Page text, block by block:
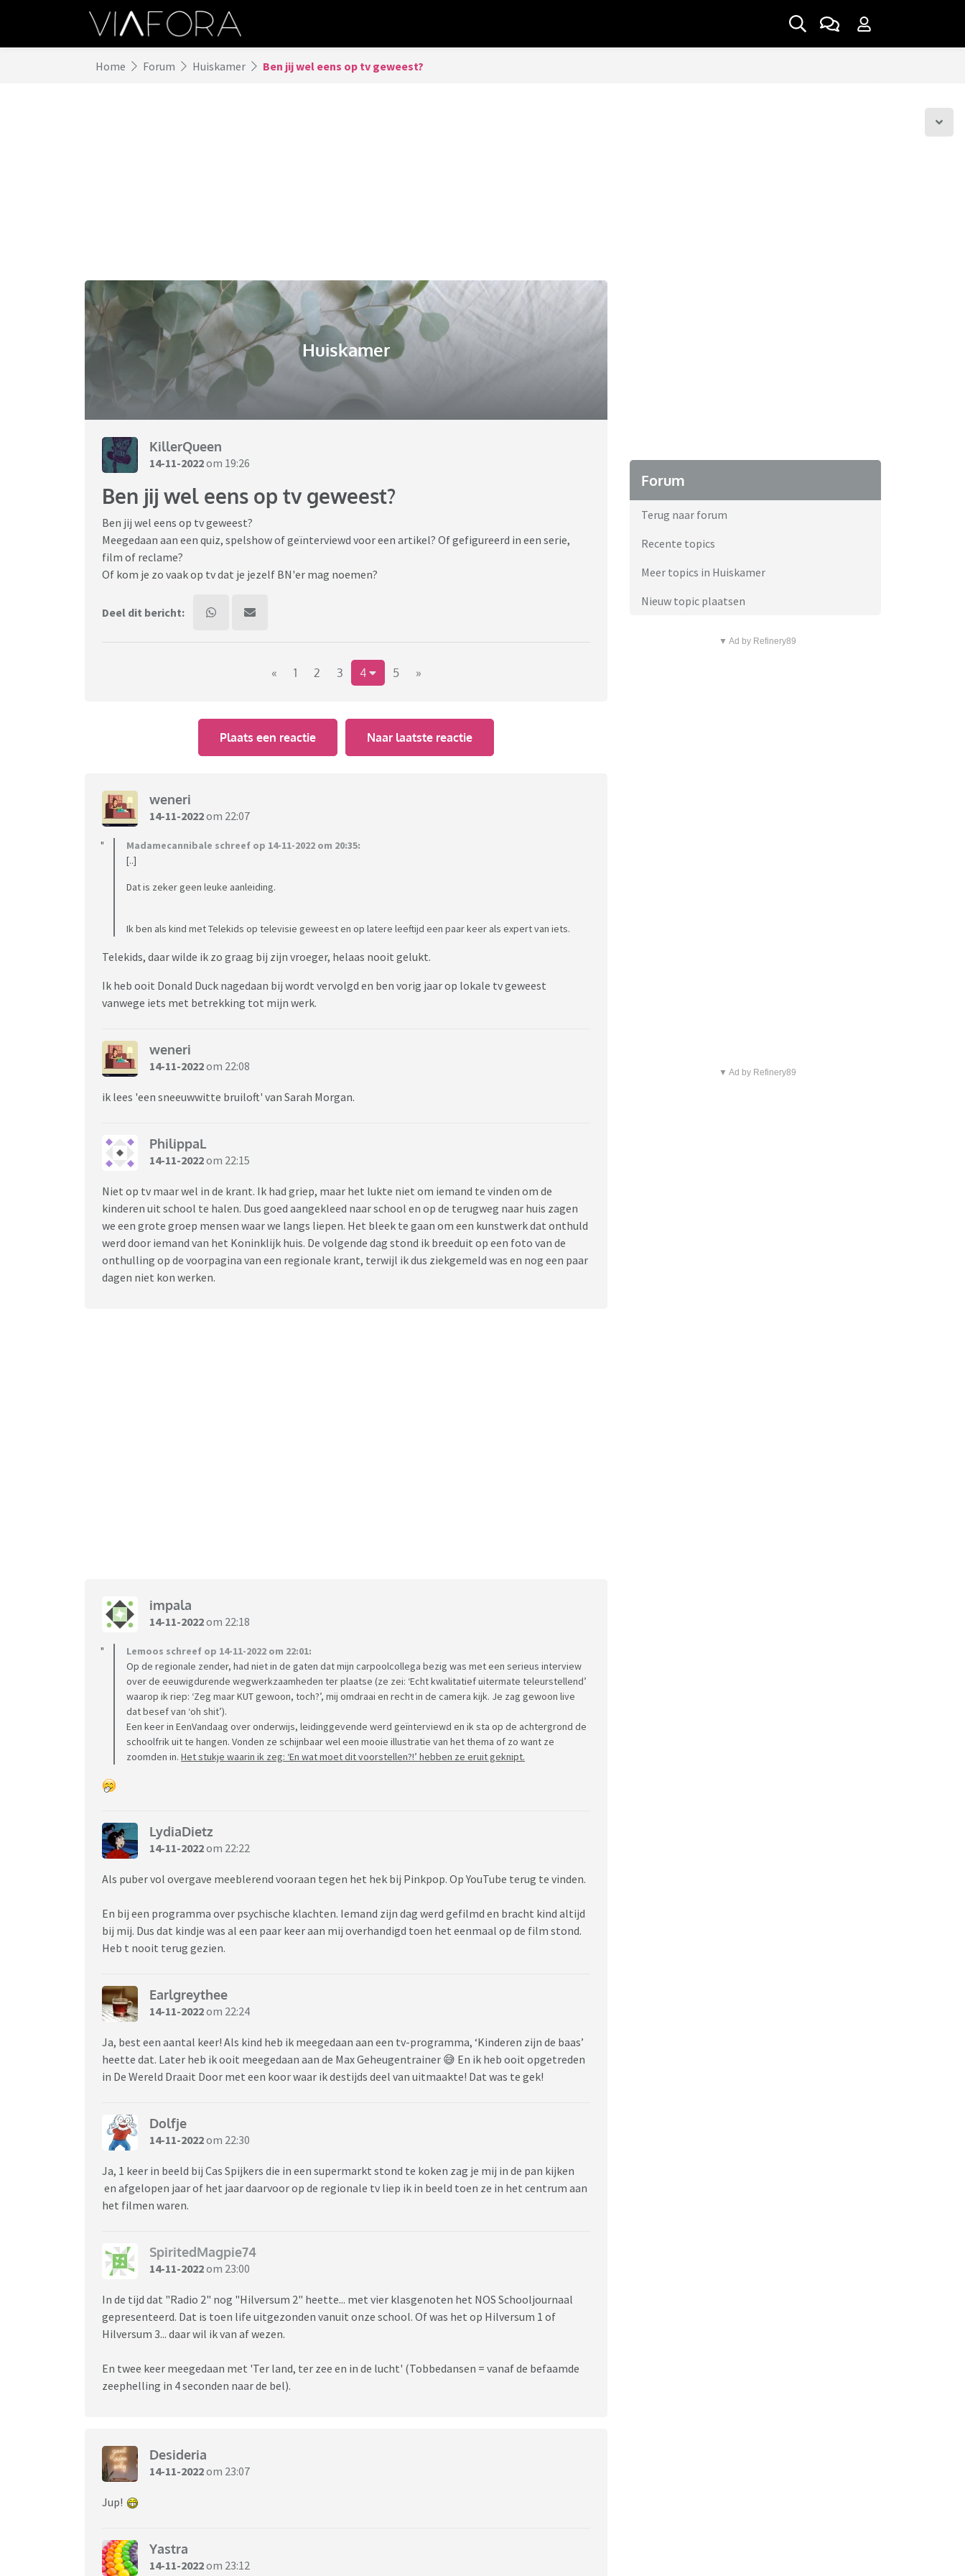
Home Forum Huiskamer Ben jij wel eens op tv geweest?
Huiskamer
KillerQueen
14-11-2022om 19:26
Ben jij wel eens op tv geweest?
Ben jij wel eens op tv geweest?
Meegedaan aan een quiz, spelshow of geïnterviewd voor een artikel? Of gefigureerd in een serie,
film of reclame?
Of kom je zo vaak op tv dat je jezelf BN'er mag noemen?
Deel dit bericht:
« 1 2 3 4 5 »
Plaats een reactie Naar laatste reactie
weneri
14-11-2022om 22:07
Madamecannibale schreef op 14-11-2022 om 20:35:
[..]
Dat is zeker geen leuke aanleiding.
Ik ben als kind met Telekids op televisie geweest en op latere leeftijd een paar keer als expert van iets.
Telekids, daar wilde ik zo graag bij zijn vroeger, helaas nooit gelukt.
Ik heb ooit Donald Duck nagedaan bij wordt vervolgd en ben vorig jaar op lokale tv geweest
vanwege iets met betrekking tot mijn werk.
weneri
14-11-2022om 22:08
ik lees 'een sneeuwwitte bruiloft' van Sarah Morgan.
PhilippaL
14-11-2022om 22:15
Niet op tv maar wel in de krant. Ik had griep, maar het lukte niet om iemand te vinden om de
kinderen uit school te halen. Dus goed aangekleed naar school en op de terugweg naar huis zagen
we een grote groep mensen waar we langs liepen. Het bleek te gaan om een kunstwerk dat onthuld
werd door iemand van het Koninklijk huis. De volgende dag stond ik breeduit op een foto van de
onthulling op de voorpagina van een regionale krant, terwijl ik dus ziekgemeld was en nog een paar
dagen niet kon werken.
impala
14-11-2022om 22:18
Lemoos schreef op 14-11-2022 om 22:01:
Op de regionale zender, had niet in de gaten dat mijn carpoolcollega bezig was met een serieus interview
over de eeuwigdurende wegwerkzaamheden ter plaatse (ze zei: ‘Echt kwalitatief uitermate teleurstellend’
waarop ik riep: ‘Zeg maar KUT gewoon, toch?’, mij omdraai en recht in de camera kijk. Je zag gewoon live
dat besef van ‘oh shit’).
Een keer in EenVandaag over onderwijs, leidinggevende werd geïnterviewd en ik sta op de achtergrond de
schoolfrik uit te hangen. Vonden ze schijnbaar wel een mooie illustratie van het thema of zo want ze
zoomden in. Het stukje waarin ik zeg: ‘En wat moet dit voorstellen?!’ hebben ze eruit geknipt.
LydiaDietz
14-11-2022om 22:22
Als puber vol overgave meeblerend vooraan tegen het hek bij Pinkpop. Op YouTube terug te vinden.
En bij een programma over psychische klachten. Iemand zijn dag werd gefilmd en bracht kind altijd
bij mij. Dus dat kindje was al een paar keer aan mij overhandigd toen het eenmaal op de film stond.
Heb t nooit terug gezien.
Earlgreythee
14-11-2022om 22:24
Ja, best een aantal keer! Als kind heb ik meegedaan aan een tv-programma, ‘Kinderen zijn de baas’
heette dat. Later heb ik ooit meegedaan aan de Max Geheugentrainer 😅 En ik heb ooit opgetreden
in De Wereld Draait Door met een koor waar ik destijds deel van uitmaakte! Dat was te gek!
Dolfje
14-11-2022om 22:30
Ja, 1 keer in beeld bij Cas Spijkers die in een supermarkt stond te koken zag je mij in de pan kijken
en afgelopen jaar of het jaar daarvoor op de regionale tv liep ik in beeld toen ze in het centrum aan
het filmen waren.
SpiritedMagpie74
14-11-2022om 23:00
In de tijd dat "Radio 2" nog "Hilversum 2" heette... met vier klasgenoten het NOS Schooljournaal
gepresenteerd. Dat is toen life uitgezonden vanuit onze school. Of was het op Hilversum 1 of
Hilversum 3... daar wil ik van af wezen.
En twee keer meegedaan met 'Ter land, ter zee en in de lucht' (Tobbedansen = vanaf de befaamde
zeephelling in 4 seconden naar de bel).
Desideria
14-11-2022om 23:07
Jup!
Yastra
14-11-2022om 23:12
Forum
Terug naar forum
Recente topics
Meer topics in Huiskamer
Nieuw topic plaatsen
▼ Ad by Refinery89
▼ Ad by Refinery89